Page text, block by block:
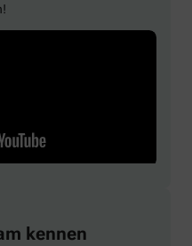
kennen